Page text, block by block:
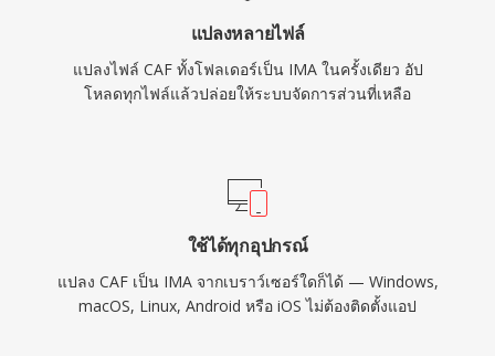
แปลงหลายไฟล์
แปลงไฟล์ CAF ทั้งโฟลเดอร์เป็น IMA ในครั้งเดียว อัป
โหลดทุกไฟล์แล้วปล่อยให้ระบบจัดการส่วนที่เหลือ
ใช้ได้ทุกอุปกรณ์
แปลง CAF เป็น IMA จากเบราว์เซอร์ใดก็ได้ — Windows,
macOS, Linux, Android หรือ iOS ไม่ต้องติดตั้งแอป